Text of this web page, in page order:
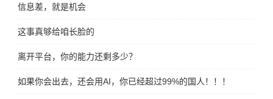
信息差，就是机会
这事真够给咱长脸的
离开平台，你的能力还剩多少？
如果你会出去，还会用AI，你已经超过99%的国人！！！